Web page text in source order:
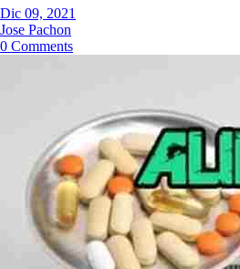
Dic 09, 2021
Jose Pachon
0 Comments